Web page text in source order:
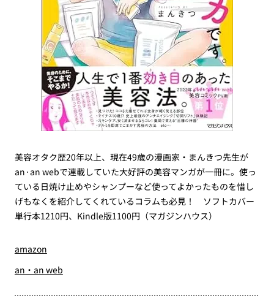
美容オタク歴20年以上、現在49歳の漫画家・まんきつ先生が
an·an webで連載していた大好評の美容マンガが一冊に。使っ
ている日焼け止めやシャンプーなど使ってよかったものを惜し
げもなくを紹介してくれているコラムも必見！ ソフトカバー
単行本1210円、Kindle版1100円（マガジンハウス）
amazon
an・an web